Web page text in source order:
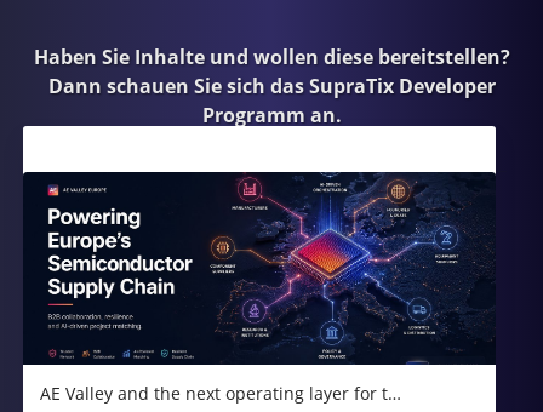
Haben Sie Inhalte und wollen diese bereitstellen?
Dann schauen Sie sich dasSupraTix Developer
Programman.
AE Valley and the next operating layer for t…